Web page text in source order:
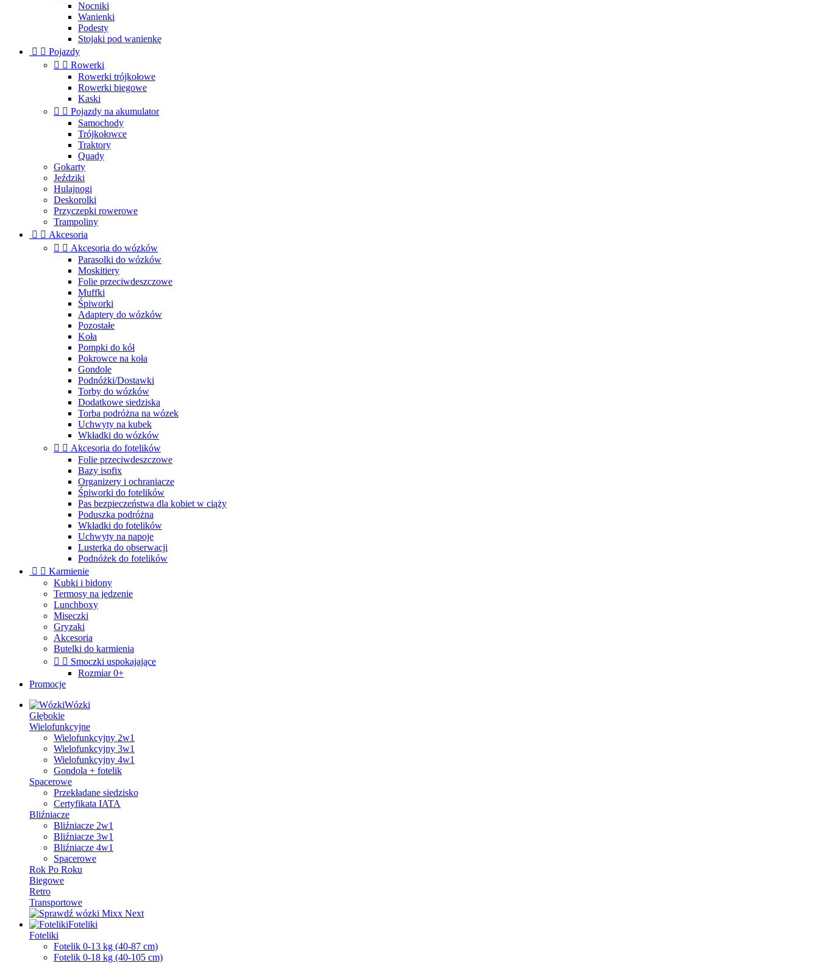
Nocniki
Wanienki
Podesty
Stojaki pod wanienkę
  Pojazdy
  Rowerki
Rowerki trójkołowe
Rowerki biegowe
Kaski
  Pojazdy na akumulator
Samochody
Trójkołowce
Traktory
Quady
Gokarty
Jeździki
Hulajnogi
Deskorolki
Przyczepki rowerowe
Trampoliny
  Akcesoria
  Akcesoria do wózków
Parasolki do wózków
Moskitiery
Folie przeciwdeszczowe
Muffki
Śpiworki
Adaptery do wózków
Pozostałe
Koła
Pompki do kół
Pokrowce na koła
Gondole
Podnóżki/Dostawki
Torby do wózków
Dodatkowe siedziska
Torba podróżna na wózek
Uchwyty na kubek
Wkładki do wózków
  Akcesoria do fotelików
Folie przeciwdeszczowe
Bazy isofix
Organizery i ochraniacze
Śpiworki do fotelików
Pas bezpieczeństwa dla kobiet w ciąży
Poduszka podróżna
Wkładki do fotelików
Uchwyty na napoje
Lusterka do obserwacji
Podnóżek do fotelików
  Karmienie
Kubki i bidony
Termosy na jedzenie
Lunchboxy
Miseczki
Gryzaki
Akcesoria
Butelki do karmienia
  Smoczki uspokajające
Rozmiar 0+
Promocje
Wózki
Głębokie
Wielofunkcyjne
Wielofunkcyjny 2w1
Wielofunkcyjny 3w1
Wielofunkcyjny 4w1
Gondola + fotelik
Spacerowe
Przekładane siedzisko
Certyfikata IATA
Bliźniacze
Bliźniacze 2w1
Bliźniacze 3w1
Bliźniacze 4w1
Spacerowe
Rok Po Roku
Biegowe
Retro
Transportowe
Foteliki
Foteliki
Fotelik 0-13 kg (40-87 cm)
Fotelik 0-18 kg (40-105 cm)